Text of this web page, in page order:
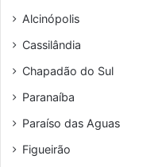
Alcinópolis
Cassilândia
Chapadão do Sul
Paranaíba
Paraíso das Aguas
Figueirão